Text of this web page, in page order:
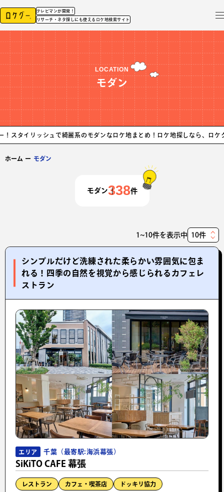
テレビマンが開発！
リサーチ・ネタ探しにも使えるロケ地検索サイト
LOCATION
モダン
シュで綺麗系のモダンなロケ地まとめ！ロケ地探しなら、ロケグー！スタイ
ホーム ー モダン
モダン338件
1~10件を表示中
表
件
数
シンプルだけど洗練された柔らかい雰囲気に包ま
れる！四季の自然を視覚から感じられるカフェレ
ストラン
エリア 千葉（最寄駅:海浜幕張）
SiKiTO CAFE 幕張
レストラン カフェ・喫茶店 ドッキリ協力